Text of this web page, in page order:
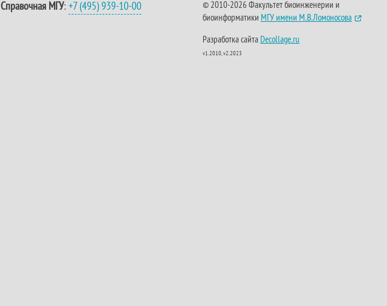
Справочная МГУ: +7 (495) 939-10-00
© 2010-2026 Факультет биоинженерии и
биоинформатики МГУ имени М.В.Ломоносова
Разработка сайта Decollage.ru
v1.2010, v2.2023